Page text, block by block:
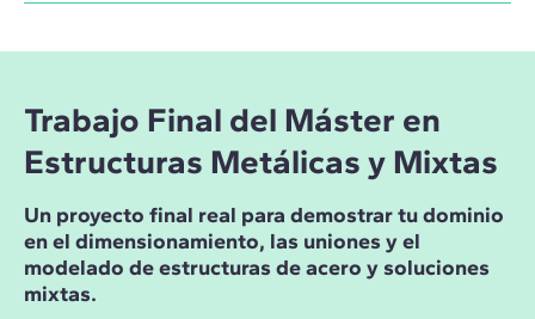
Trabajo Final del Máster en
Estructuras Metálicas y Mixtas
Un proyecto final real para demostrar tu dominio
en el dimensionamiento, las uniones y el
modelado de estructuras de acero y soluciones
mixtas.